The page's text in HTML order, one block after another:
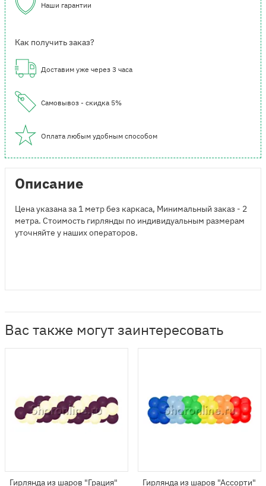
Наши гарантии
Как получить заказ?
Доставим уже через 3 часа
Самовывоз - скидка 5%
Оплата любым удобным способом
Описание
Цена указана за 1 метр без каркаса, Минимальный заказ - 2
метра. Стоимость гирлянды по индивидуальным размерам
уточняйте у наших операторов.
Вас также могут заинтересовать
Гирлянда из шаров "Грация" Гирлянда из шаров "Ассорти"